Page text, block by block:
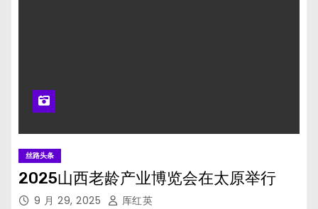
丝路头条
2025山西老龄产业博览会在太原举行
9 月 29, 2025 厍红英